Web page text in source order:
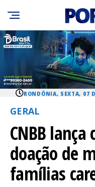
RONDÔNIA, SEXTA, 07
GERAL
CNBB
doação de
famílias